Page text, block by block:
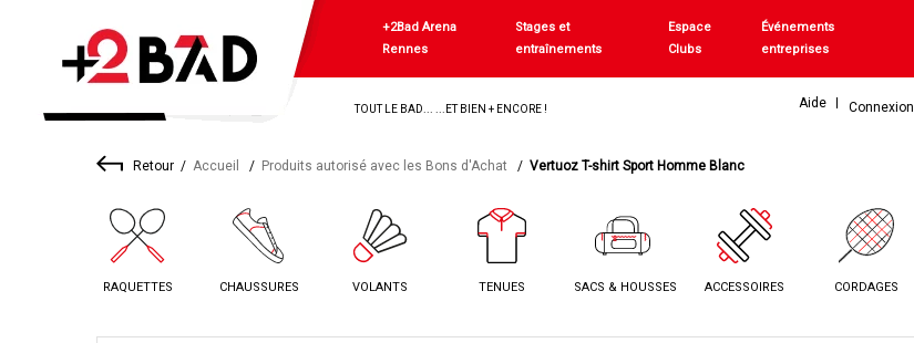
+2Bad Arena
Rennes
Stages et
entraînements
Espace
Clubs
Événements
entreprises
TOUT LE BAD... ...ET BIEN + ENCORE ! Aide Connexion
Retour Accueil Produits autorisé avec les Bons d'Achat Vertuoz T-shirt Sport Homme Blanc
RAQUETTES CHAUSSURES VOLANTS TENUES SACS & HOUSSES ACCESSOIRES CORDAGES